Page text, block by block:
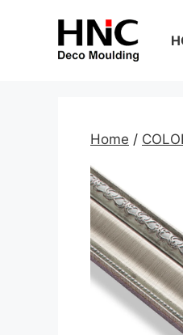
Home /